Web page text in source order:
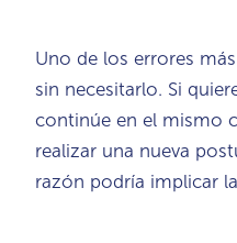
Uno de los errores
sin necesitarlo. Si
continúe en el mismo
realizar una nueva
razón podría implicar